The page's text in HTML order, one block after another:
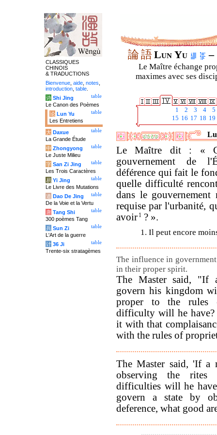
論語Lun Yu –
Le Maître échange
maximes avec ses
1 2 3 4
5
15 16 17 18 19
Le Maître dit : «
gouvernement de
déférence qui fait le
quelle difficulté
dans le gouvernement
requise par l'urbanité,
avoir 1 ? ».
1. Il peut encore
The influence in
in their proper spirit.
The Master said, "If
govern his kingdom
proper to the rules
difficulty will he have?
it with that
with the rules of
The Master said, 'If a
observing the rites
difficulties will he
govern a state by
deference, what good
CLASSIQUES
CHINOIS
& TRADUCTIONS
Bienvenue aide notes
introduction table
table
诗 Shi Jing
Le Canon des Poèmes
table
论 Lun Yu
Les Entretiens
table
大 Daxue
La Grande Étude
table
中 Zhongyong
Le Juste Milieu
table
字 San Zi Jing
Les Trois Caractères
table
易 Yi Jing
Le Livre des Mutations
table
道 Dao De Jing
De la Voie et la Vertu
table
唐 Tang Shi
300 poèmes Tang
table
兵 Sun Zi
L'Art de la guerre
table
计 36 Ji
Trente-six stratagèmes